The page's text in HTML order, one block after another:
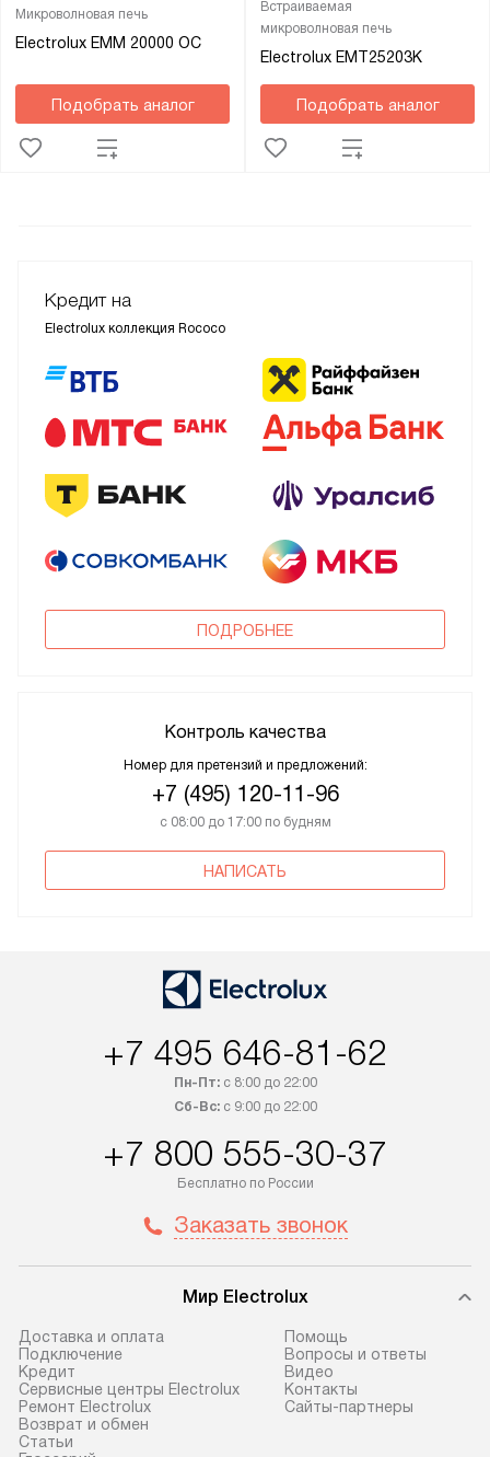
Микроволновая печь
Electrolux EMM 20000 OC
Подобрать аналог
Встраиваемая
микроволновая печь
Electrolux EMT25203K
Подобрать аналог
Кредит на
Electrolux коллекция Rococo
ПОДРОБНЕЕ
Контроль качества
Номер для претензий и предложений:
+7 (495) 120-11-96
с 08:00 до 17:00 по будням
НАПИСАТЬ
+7 495 646-81-62
Пн-Пт:с 8:00 до 22:00
Сб-Вс:с 9:00 до 22:00
+7 800 555-30-37
Бесплатно по России
Заказать звонок
Мир Electrolux
Доставка и оплата
Подключение
Кредит
Сервисные центры Electrolux
Ремонт Electrolux
Возврат и обмен
Cтатьи
Помощь
Вопросы и ответы
Видео
Контакты
Сайты-партнеры